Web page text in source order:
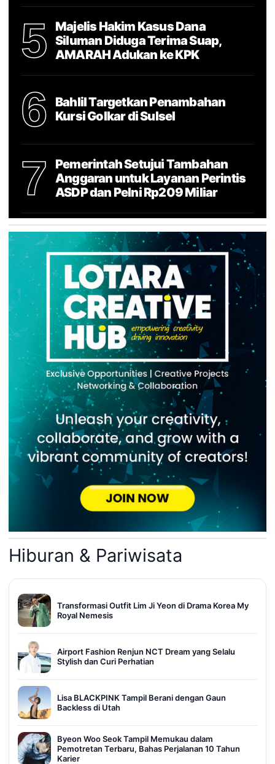
5
Majelis Hakim Kasus Dana
Siluman Diduga Terima Suap,
AMARAH Adukan ke KPK
6
Bahlil Targetkan Penambahan
Kursi Golkar di Sulsel
7
Pemerintah Setujui Tambahan
Anggaran untuk Layanan Perintis
ASDP dan Pelni Rp209 Miliar
Hiburan & Pariwisata
Transformasi Outfit Lim Ji Yeon di Drama Korea My
Royal Nemesis
Airport Fashion Renjun NCT Dream yang Selalu
Stylish dan Curi Perhatian
Lisa BLACKPINK Tampil Berani dengan Gaun
Backless di Utah
Byeon Woo Seok Tampil Memukau dalam
Pemotretan Terbaru, Bahas Perjalanan 10 Tahun
Karier